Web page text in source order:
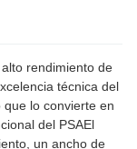
rendimiento de
técnica del
que lo convierte en
del PSAEl
un ancho de